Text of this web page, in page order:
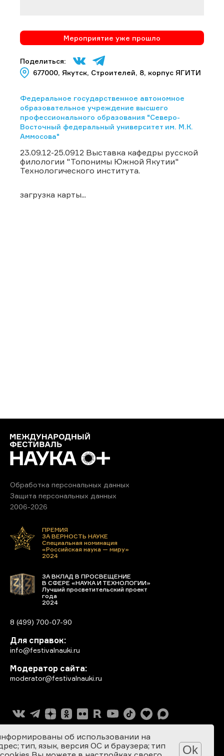
Мероприятие уже прошло
Поделиться:
677000, Якутск, Строителей, 8, корпус ЯГИТИ
Федеральное государственное автономное
образовательное учреждение высшего
профессионального образования "Северо-
Восточный федеральный университет им. М.К.
Аммосова"
23.09.12-25.0912 Выставка кафедры русской
филологии "Топонимы Южной Якутии"
Технологического института.
загрузка карты...
Обработка персональных данных
Защита персональных данных
2006-2026
ПРЕМИЯ
ЗА ВЕРНОСТЬ НАУКЕ
Специальная номинация
«Российская наука — миру»
2024
ЗА ВКЛАД В ПРОСВЕЩЕНИЕ
В СФЕРЕ «НАУКА И ТЕХНОЛОГИИ»
Лучший просветительский проект
года
2024
8 (499) 700-07-90
Для справок:
info@festivalnauki.ru
Модератор сайта:
moderator@festivalnauki.ru
об использовании на
тип, язык, версия ОС и браузера; тип
Ok